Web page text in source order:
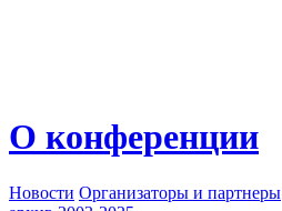
О конференции
Новости Организаторы и партнеры